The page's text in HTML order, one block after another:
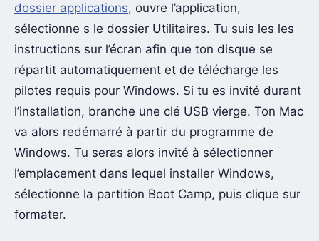
dossier applications, ouvre l’application,
sélectionne s le dossier Utilitaires. Tu suis les les
instructions sur l’écran afin que ton disque se
répartit automatiquement et de télécharge les
pilotes requis pour Windows. Si tu es invité durant
l’installation, branche une clé USB vierge. Ton Mac
va alors redémarré à partir du programme de
Windows. Tu seras alors invité à sélectionner
l’emplacement dans lequel installer Windows,
sélectionne la partition Boot Camp, puis clique sur
formater.